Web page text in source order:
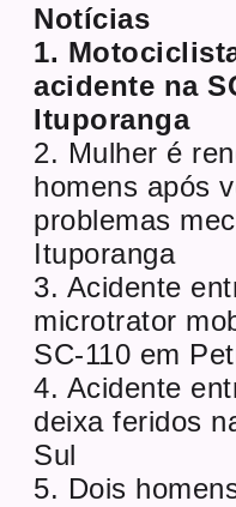
Notícias
1.
acidente na
Ituporanga
2. Mulher é
homens após
problemas
Ituporanga
3. Acidente
microtrator
SC-110 em
4. Acidente
deixa feridos
Sul
5. Dois